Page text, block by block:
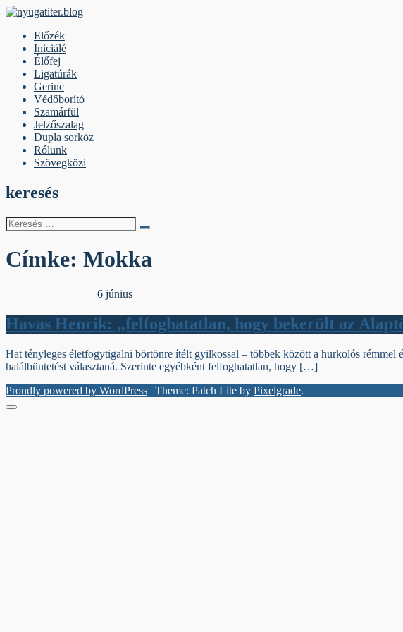
Skip
contentElőzék
Iniciálé
Élőfej
Ligatúrák
Gerinc
Védőborító
Szamárfül
Jelzőszalag
Dupla sorköz
Rólunk
Szövegközi
keresés
Keresés
erre:
Címke: Mokka
6 június
Havas Henrik: „felfoghatatlan, hogy bekerült az
Hat tényleges életfogytigalni börtönre ítélt gyilkossal – többek között a hurkolós
halálbüntetést választaná. Szerinte egyébként felfoghatatlan, hogy […]
Proudly powered by WordPress | Theme: Patch Lite by Pixelgrade.
Menu